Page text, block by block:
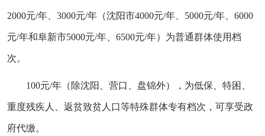
2000元/年、3000元/年（沈阳市4000元/年、5000元/年、6000
元/年和阜新市5000元/年、6500元/年）为普通群体使用档
次。
100元/年（除沈阳、营口、盘锦外），为低保、特困、
重度残疾人、返贫致贫人口等特殊群体专有档次，可享受政
府代缴。